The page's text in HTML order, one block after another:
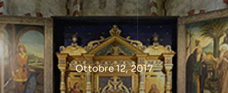
Salta
al
contenuto
Ottobre 12, 2017